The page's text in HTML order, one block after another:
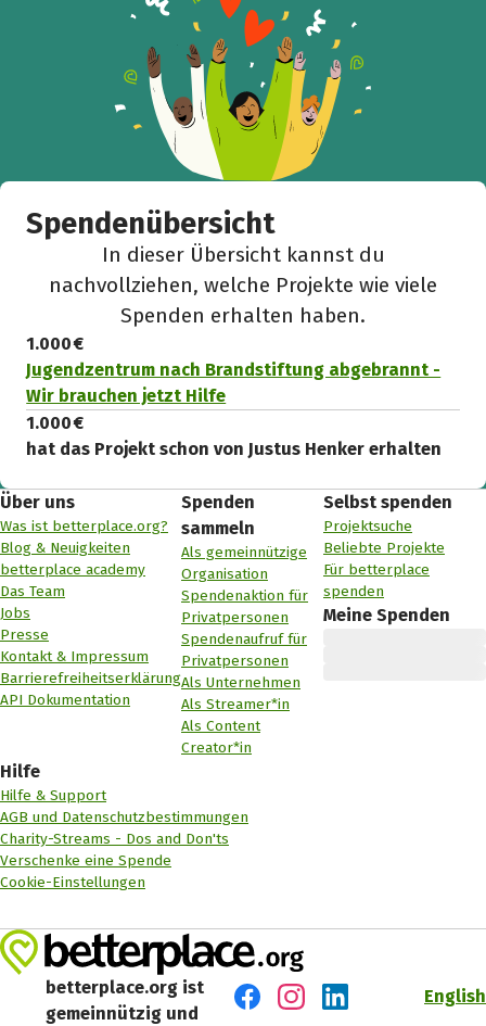
Spendenübersicht
In dieser Übersicht kannst du
nachvollziehen, welche Projekte wie viele
Spenden erhalten haben.
1.000 €
Jugendzentrum nach Brandstiftung abgebrannt -
Wir brauchen jetzt Hilfe
1.000 €
hat das Projekt schon von Justus Henker erhalten
Über uns
Was ist betterplace.org?
Blog & Neuigkeiten
betterplace academy
Das Team
Jobs
Presse
Kontakt & Impressum
Barrierefreiheitserklärung
API Dokumentation
Spenden
sammeln
Als gemeinnützige
Organisation
Spendenaktion für
Privatpersonen
Spendenaufruf für
Privatpersonen
Als Unternehmen
Als Streamer*in
Als Content
Creator*in
Selbst spenden
Projektsuche
Beliebte Projekte
Für betterplace
spenden
Meine Spenden
Hilfe
Hilfe & Support
AGB und Datenschutzbestimmungen
Charity-Streams - Dos and Don'ts
Verschenke eine Spende
Cookie-Einstellungen
betterplace.org ist
gemeinnützig und
English